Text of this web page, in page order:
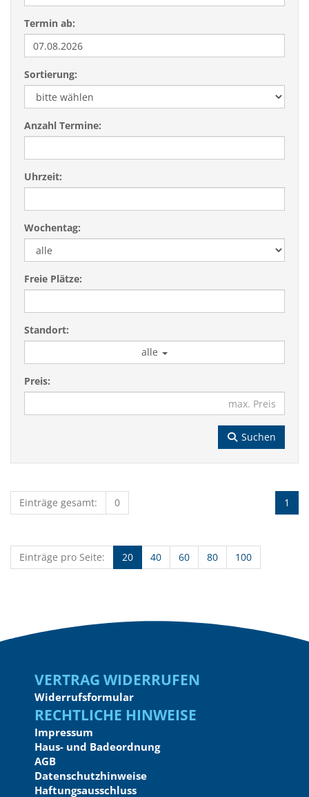
Termin ab:
Sortierung:
Anzahl Termine:
Uhrzeit:
Wochentag:
Freie Plätze:
Standort:
alle
Preis:
Suchen
1
Einträge gesamt: 0
Einträge pro Seite: 20 40 60 80 100
Vertrag widerrufen
Widerrufsformular
Rechtliche Hinweise
Impressum
Haus- und Badeordnung
AGB
Datenschutzhinweise
Haftungsausschluss